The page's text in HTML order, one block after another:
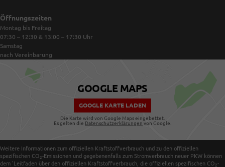
Öffnungszeiten
Montag bis Freitag
07:30 – 12:30 & 13:00 – 17:30 Uhr
Samstag
nach Vereinbarung
GOOGLE MAPS
GOOGLE KARTE LADEN
Die Karte wird von Google Maps eingebettet.
Es gelten die Datenschutzerklärungen von Google.
Weitere Informationen zum offiziellen Kraftstoffverbrauch und zu den offiziellen
spezifischen CO 2-Emissionen und gegebenenfalls zum Stromverbrauch neuer PKW können
dem 'Leitfaden über den offiziellen Kraftstoffverbrauch, die offiziellen spezifischen CO 2-